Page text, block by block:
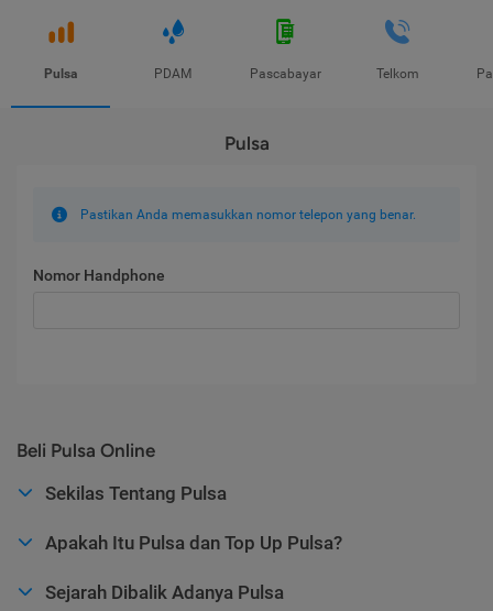
Pulsa PDAM Pascabayar Telkom
Pulsa
Pastikan Anda memasukkan nomor telepon yang benar.
Nomor Handphone
Beli Pulsa Online
Sekilas Tentang Pulsa
Apakah Itu Pulsa dan Top Up Pulsa?
Sejarah Dibalik Adanya Pulsa